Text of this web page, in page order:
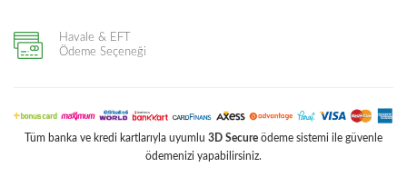
Havale & EFT
Ödeme Seçeneği
Tüm banka ve kredi kartlarıyla uyumlu 3D Secure ödeme sistemi ile güvenle
ödemenizi yapabilirsiniz.